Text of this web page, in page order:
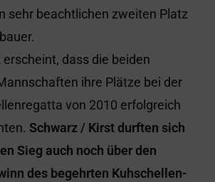
sehr beachtlichen zweiten Platz
dass die beiden
ihre Plätze bei der
von 2010 erfolgreich
Schwarz / Kirst durften sich
Sieg auch noch über den
des begehrten Kuhschellen-